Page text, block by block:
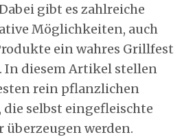
gibt es zahlreiche
Möglichkeiten, auch
ein wahres Grillfest
In diesem Artikel stellen
rein pflanzlichen
die selbst eingefleischte
überzeugen werden.